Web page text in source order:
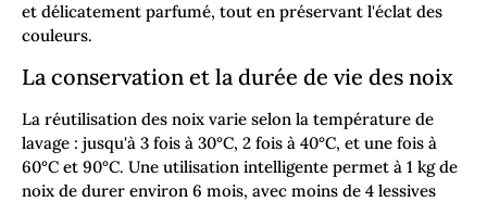
et délicatement parfumé, tout en préservant l'éclat des
couleurs.
La conservation et la durée de vie des noix
La réutilisation des noix varie selon la température de
lavage : jusqu'à 3 fois à 30°C, 2 fois à 40°C, et une fois à
60°C et 90°C. Une utilisation intelligente permet à 1 kg de
noix de durer environ 6 mois, avec moins de 4 lessives